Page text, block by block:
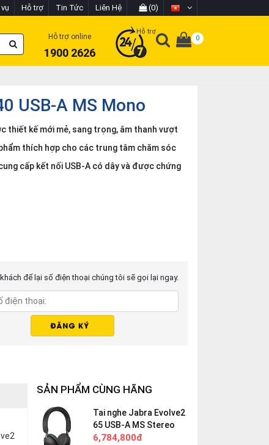
Hỗ trợ Tin Tức Liên Hệ (0)
Hỗ trợ online
1900 2626
Hỗ trợ
0
USB-A MS Mono
thiết kế mới mẻ, sang trọng, âm thanh vượt
thích hợp cho các trung tâm chăm sóc
cấp kết nối USB-A có dây và được chứng
để lại số điện thoại chúng tôi sẽ gọi lại ngay.
SẢN PHẨM CÙNG HÃNG
Tai nghe Jabra Evolve2
65 USB-A MS Stereo
6,784,800đ